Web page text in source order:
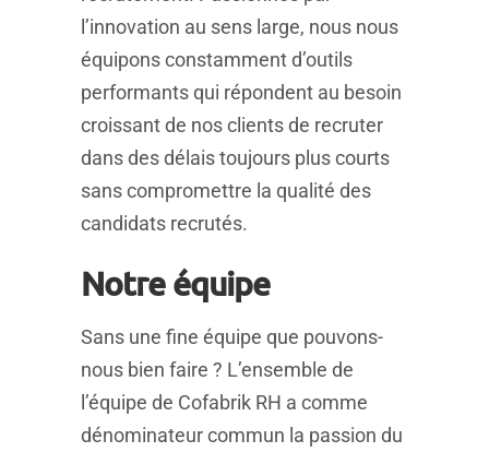
l’innovation au sens large, nous nous
équipons constamment d’outils
performants qui répondent au besoin
croissant de nos clients de recruter
dans des délais toujours plus courts
sans compromettre la qualité des
candidats recrutés.
Notre équipe
Sans une fine équipe que pouvons-
nous bien faire ? L’ensemble de
l’équipe de Cofabrik RH a comme
dénominateur commun la passion du